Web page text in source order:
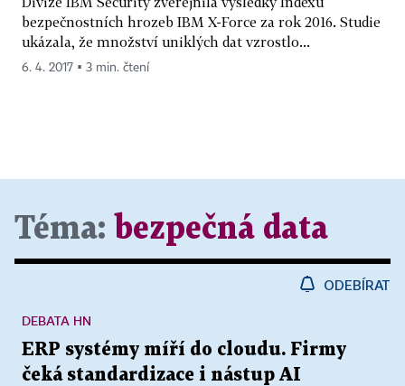
bezpečnostních hrozeb IBM X-Force za rok 2016. Studie
ukázala, že množství uniklých dat vzrostlo...
6. 4. 2017 ▪ 3 min. čtení
Téma: bezpečná data
ODEBÍRAT
ERP systémy míří do cloudu. Firmy
čeká standardizace i nástup AI
DEBATA HN